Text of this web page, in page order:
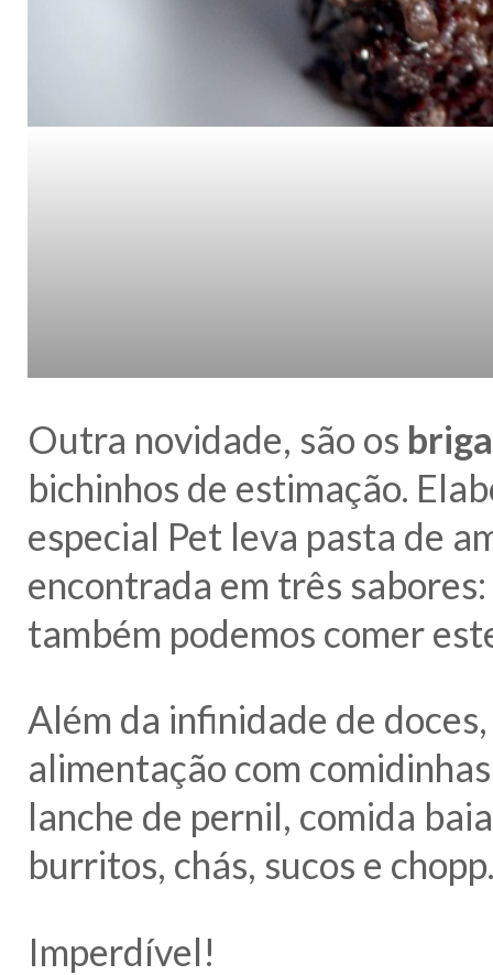
Outra novidade, são os
bichinhos de estimação.
especial Pet leva pasta de
encontrada em três
também podemos comer
Além da infinidade de
alimentação com
lanche de pernil, comida
burritos, chás, sucos e chopp.
Imperdível!